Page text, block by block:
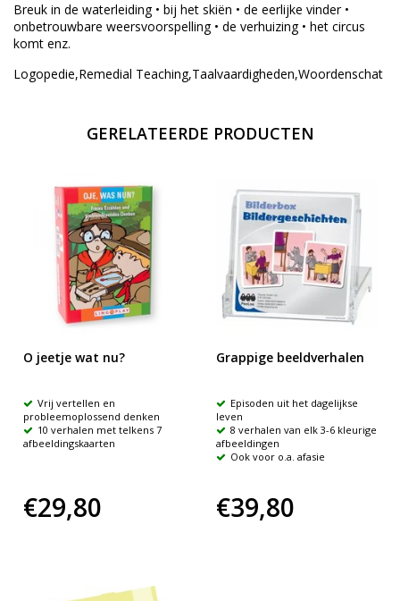
Breuk in de waterleiding • bij het skiën • de eerlijke vinder •
onbetrouwbare weersvoorspelling • de verhuizing • het circus
komt enz.
Logopedie,Remedial Teaching,Taalvaardigheden,Woordenschat
GERELATEERDE PRODUCTEN
O jeetje wat nu?
Vrij vertellen en
probleemoplossend denken
10 verhalen met telkens 7
afbeeldingskaarten
€29,80
Grappige beeldverhalen
Episoden uit het dagelijkse
leven
8 verhalen van elk 3-6 kleurige
afbeeldingen
Ook voor o.a. afasie
€39,80